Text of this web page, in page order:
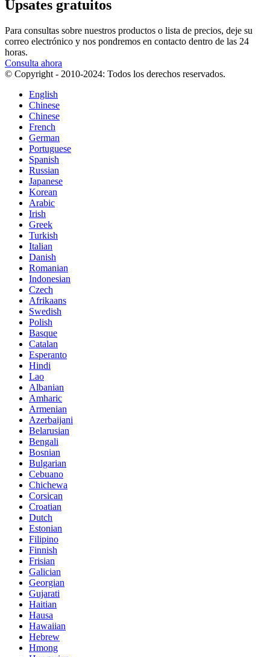
Upsates gratuitos
Para consultas sobre nuestros productos o lista de precios, deje su
correo electrónico y nos pondremos en contacto dentro de las 24
horas.
Consulta ahora
© Copyright - 2010-2024: Todos los derechos reservados.
English
Chinese
Chinese
French
German
Portuguese
Spanish
Russian
Japanese
Korean
Arabic
Irish
Greek
Turkish
Italian
Danish
Romanian
Indonesian
Czech
Afrikaans
Swedish
Polish
Basque
Catalan
Esperanto
Hindi
Lao
Albanian
Amharic
Armenian
Azerbaijani
Belarusian
Bengali
Bosnian
Bulgarian
Cebuano
Chichewa
Corsican
Croatian
Dutch
Estonian
Filipino
Finnish
Frisian
Galician
Georgian
Gujarati
Haitian
Hausa
Hawaiian
Hebrew
Hmong